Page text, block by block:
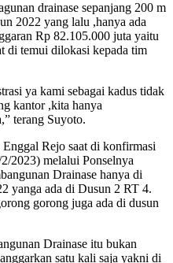
drainase sepanjang 200 m
2022 yang lalu ,hanya ada
Rp 82.105.000 juta yaitu
di temui dilokasi kepada tim
ya kami sebagai kadus tidak
kantor ,kita hanya
terang Suyoto.
Rejo saat di konfirmasi
2023) melalui Ponselnya
Drainase hanya di
yanga ada di Dusun 2 RT 4.
gorong juga ada di dusun
Drainase itu bukan
satu kali saja yakni di